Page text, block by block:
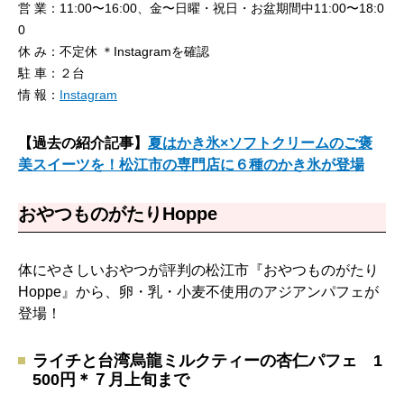
営 業：11:00〜16:00、金〜日曜・祝日・お盆期間中11:00〜18:0
0
休 み：不定休 ＊Instagramを確認
駐 車：２台
情 報： Instagram
【過去の紹介記事】 夏はかき氷×ソフトクリームのご褒
美スイーツを！松江市の専門店に６種のかき氷が登場
おやつものがたりHoppe
体にやさしいおやつが評判の松江市『おやつものがたり
Hoppe』から、卵・乳・小麦不使用のアジアンパフェが
登場！
ライチと台湾烏龍ミルクティーの杏仁パフェ 1
500円＊７月上旬まで